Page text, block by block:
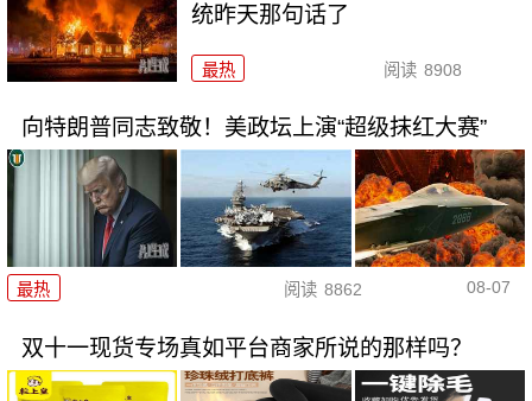
统昨天那句话了
最热 阅读 8908
向特朗普同志致敬！美政坛上演“超级抹红大赛”
最热 阅读 8862 08-07
双十一现货专场真如平台商家所说的那样吗？